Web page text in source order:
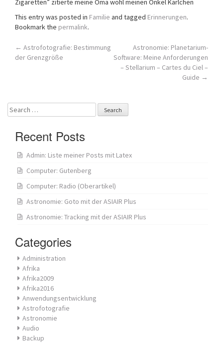
Zigaretten” zitierte meine Oma wohl meinen Onkel Karlchen
This entry was posted in Familie and tagged Erinnerungen.
Bookmark the permalink.
Post
← Astrofotografie: Bestimmung
der Grenzgröße
Astronomie: Planetarium-
Software: Meine Anforderungen
– Stellarium – Cartes du Ciel –
Guide →
Search
for:
Recent Posts
Admin: Liste meiner Posts mit Latex
Computer: Gutenberg
Computer: Radio (Oberartikel)
Astronomie: Goto mit der ASIAIR Plus
Astronomie: Tracking mit der ASIAIR Plus
Categories
Administration
Afrika
Afrika2009
Afrika2016
Anwendungsentwicklung
Astrofotografie
Astronomie
Audio
Backup